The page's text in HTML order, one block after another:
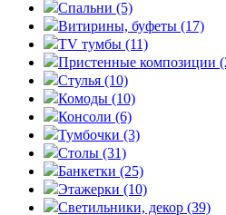
Спальни (5)
Витирины, буфеты (17)
TV тумбы (11)
Пристенные композиции
Стулья (10)
Комоды (10)
Консоли (6)
Тумбочки (3)
Столы (31)
Банкетки (25)
Этажерки (10)
Светильники, декор (39)